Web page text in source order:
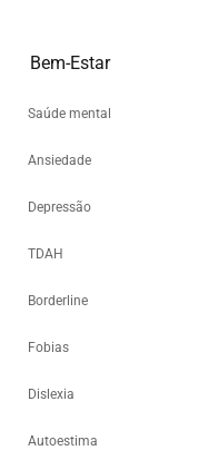
Bem-Estar
Saúde mental
Ansiedade
Depressão
TDAH
Borderline
Fobias
Dislexia
Autoestima